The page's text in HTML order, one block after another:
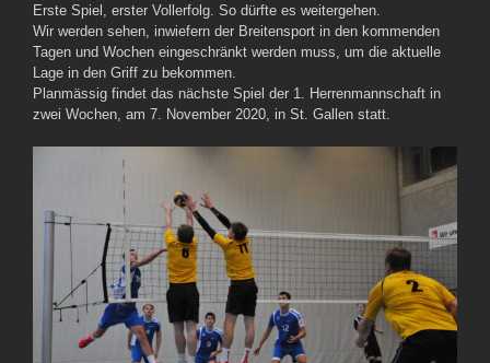
Erste Spiel, erster Vollerfolg. So dürfte es weitergehen.
Wir werden sehen, inwiefern der Breitensport in den kommenden
Tagen und Wochen eingeschränkt werden muss, um die aktuelle
Lage in den Griff zu bekommen.
Planmässig findet das nächste Spiel der 1. Herrenmannschaft in
zwei Wochen, am 7. November 2020, in St. Gallen statt.